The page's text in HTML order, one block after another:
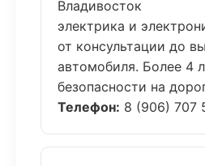
Владивосток
электрика и
от консультации до
автомобиля. Более 4
безопасности на
Телефон: 8 (906) 707